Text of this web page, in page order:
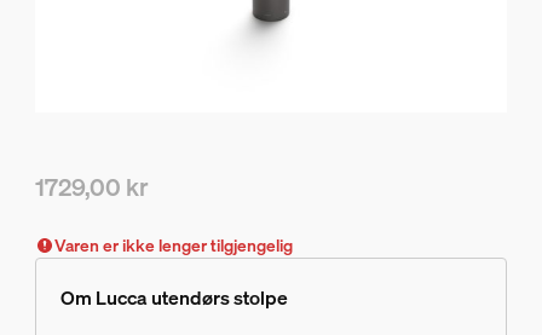
1729,00 kr
Varen er ikke lenger tilgjengelig
Om Lucca utendørs stolpe